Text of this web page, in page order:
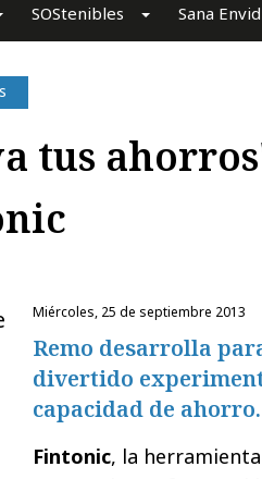
SOStenibles Sana
tus
miércoles, 25 de septiembre 2013
Remo desarrolla
divertido
capacidad de ahorro.
Fintonic, la